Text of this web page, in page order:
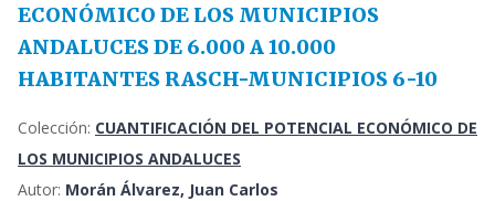
ECONÓMICO DE LOS MUNICIPIOS
ANDALUCES DE 6.000 A 10.000
HABITANTES RASCH-MUNICIPIOS 6-10
Colección: CUANTIFICACIÓN DEL POTENCIAL ECONÓMICO DE
LOS MUNICIPIOS ANDALUCES
Autor: Morán Álvarez, Juan Carlos